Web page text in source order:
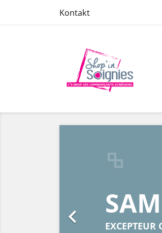
Kontakt
EXCEPTEUR

Zurück